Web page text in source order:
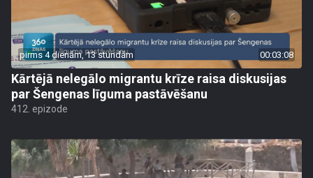
pirms 4 dienām, 13 stundām 00:03:08
Kārtējā nelegālo migrantu krīze raisa diskusijas
par Šengenas līguma pastāvēšanu
412. epizode